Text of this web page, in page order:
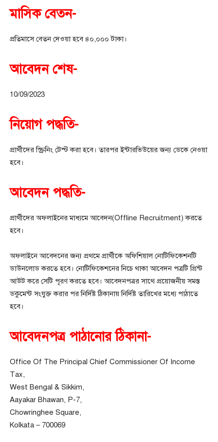
মাসিক বেতন-
প্রতিমাসে বেতন দেওয়া হবে ৪০,০০০ টাকা।
আবেদন শেষ-
10/09/2023
নিয়োগ পদ্ধতি-
প্রার্থীদের স্ক্রিনিং টেস্ট করা হবে। তারপর ইন্টারভিউয়ের জন্য ডেকে নেওয়া
হবে।
আবেদন পদ্ধতি-
প্রার্থীদের অফলাইনের মাধ্যমে আবেদন(Offline Recruitment) করতে
হবে।
অফলাইনে আবেদনের জন্য প্রথমে প্রার্থীকে অফিশিয়াল নোটিফিকেশনটি
ডাউনলোড করতে হবে। নোটিফিকেশনের নিচে থাকা আবেদন পত্রটি প্রিন্ট
আউট করে সেটি পূরণ করতে হবে। আবেদনপত্রর সাথে প্রয়োজনীয় সমস্ত
ডকুমেন্ট সংযুক্ত করার পর নির্দিষ্ট ঠিকানায় নির্দিষ্ট তারিখের মধ্যে পাঠাতে
হবে।
আবেদনপত্র পাঠানোর ঠিকানা-
Office Of The Principal Chief Commissioner Of Income
Tax,
West Bengal & Sikkim,
Aayakar Bhawan, P-7,
Chowringhee Square,
Kolkata – 700069